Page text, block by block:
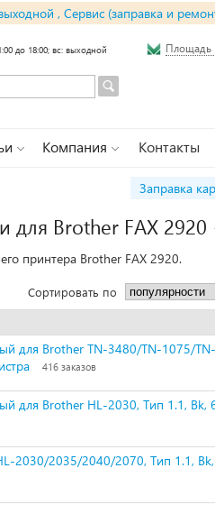
, Сервис (заправка и
до 18:00; вс: выходной Площадь
Компания Контакты
Заправка
для Brother FAX 2920
принтера Brother FAX 2920.
Сортировать по
для Brother TN-3480/TN-1075/TN-
416 заказов
для Brother HL-2030, Тип 1.1, Bk,
2030/2035/2040/2070, Тип 1.1, Bk,